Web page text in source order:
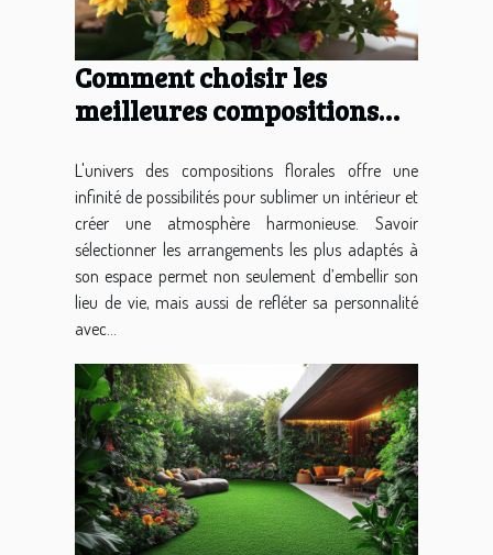
Comment choisir les
meilleures compositions
intérieur ?
L'univers des compositions florales offre une
infinité de possibilités pour sublimer un intérieur et
créer une atmosphère harmonieuse. Savoir
sélectionner les arrangements les plus adaptés à
son espace permet non seulement d’embellir son
lieu de vie, mais aussi de refléter sa personnalité
avec...